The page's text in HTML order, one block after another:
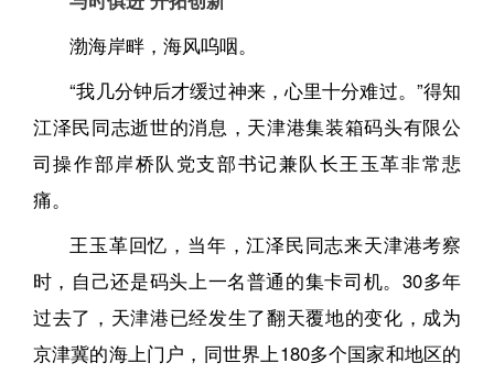
渤海岸畔，海风呜咽。
“我几分钟后才缓过神来，心里十分难过。”得知
江泽民同志逝世的消息，天津港集装箱码头有限公
司操作部岸桥队党支部书记兼队长王玉革非常悲
痛。
王玉革回忆，当年，江泽民同志来天津港考察
时，自己还是码头上一名普通的集卡司机。30多年
过去了，天津港已经发生了翻天覆地的变化，成为
京津冀的海上门户，同世界上180多个国家和地区的